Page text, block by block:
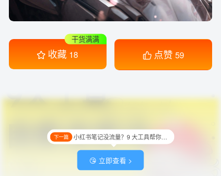
收藏 18
干货满满
点赞 59
😘 立即查看 >
下一篇 小红书笔记没流量？9 大工具帮你自查笔记违禁词！